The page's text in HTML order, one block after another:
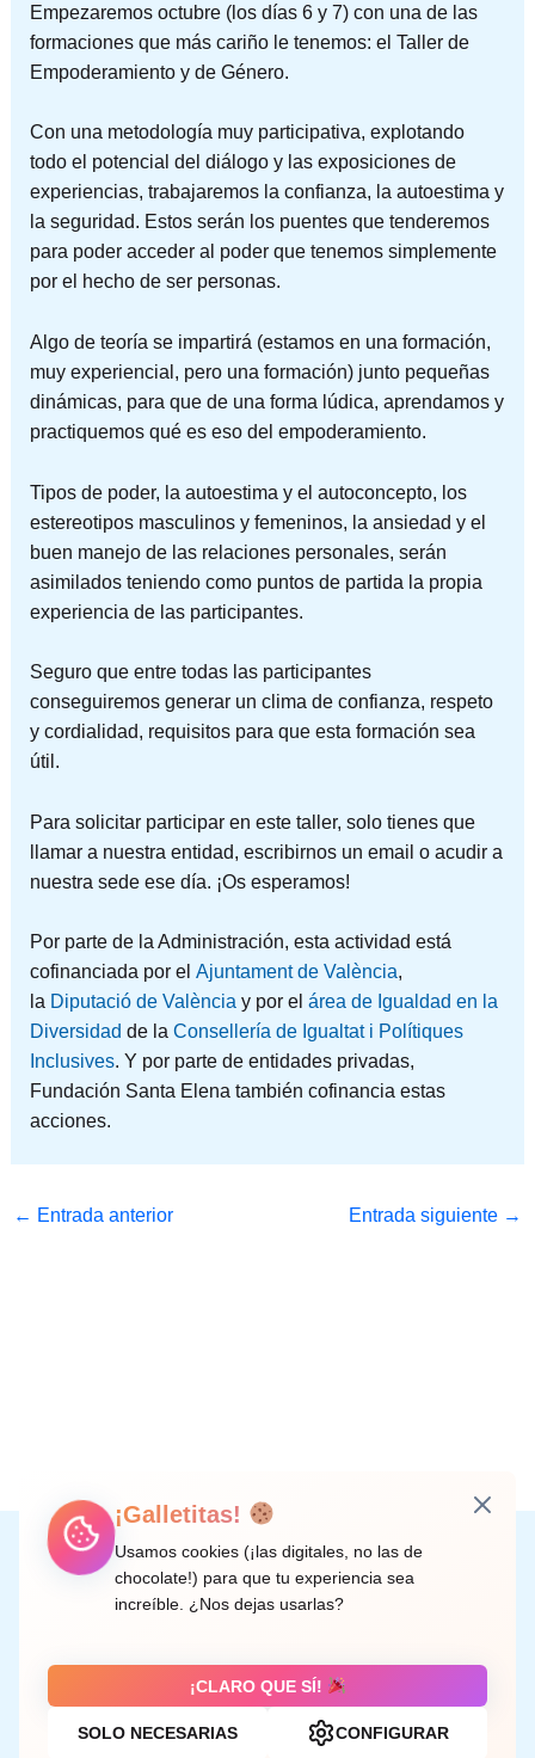
Empezaremos octubre (los días 6 y 7) con una de las
formaciones que más cariño le tenemos: el Taller de
Empoderamiento y de Género.
Con una metodología muy participativa, explotando
todo el potencial del diálogo y las exposiciones de
experiencias, trabajaremos la confianza, la autoestima y
la seguridad. Estos serán los puentes que tenderemos
para poder acceder al poder que tenemos simplemente
por el hecho de ser personas.
Algo de teoría se impartirá (estamos en una formación,
muy experiencial, pero una formación) junto pequeñas
dinámicas, para que de una forma lúdica, aprendamos y
practiquemos qué es eso del empoderamiento.
Tipos de poder, la autoestima y el autoconcepto, los
estereotipos masculinos y femeninos, la ansiedad y el
buen manejo de las relaciones personales, serán
asimilados teniendo como puntos de partida la propia
experiencia de las participantes.
Seguro que entre todas las participantes
conseguiremos generar un clima de confianza, respeto
y cordialidad, requisitos para que esta formación sea
útil.
Para solicitar participar en este taller, solo tienes que
llamar a nuestra entidad, escribirnos un email o acudir a
nuestra sede ese día. ¡Os esperamos!
Por parte de la Administración, esta actividad está
cofinanciada por el Ajuntament de València,
la Diputació de València y por el área de Igualdad en la
Diversidad de la Consellería de Igualtat i Polítiques
Inclusives. Y por parte de entidades privadas,
Fundación Santa Elena también cofinancia estas
acciones.
← Entrada anterior Entrada siguiente →
Instagram
Facebook
X LinkedIn
Correo electrónico
C/ Doctor Rodríguez de la Fuente, 8 València
Aviso legal
¡Galletitas!
Usamos cookies (¡las digitales, no las de
chocolate!) para que tu experiencia sea
increíble. ¿Nos dejas usarlas?
¡CLARO QUE SÍ!
SOLO NECESARIAS CONFIGURAR